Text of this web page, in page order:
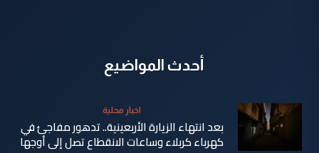
أحدث المواضيع
اخبار محلية
بعد انتهاء الزيارة الأربعينية.. تدهور مفاجئ في
كهرباء كربلاء وساعات الانقطاع تصل إلى أوجها